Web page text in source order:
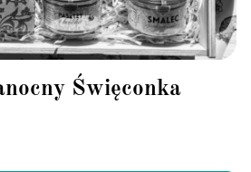
Święconka